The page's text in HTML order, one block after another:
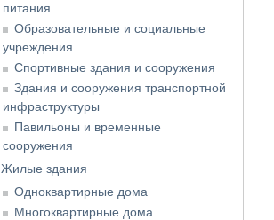
питания
Образовательные и социальные
учреждения
Спортивные здания и сооружения
Здания и сооружения транспортной
инфраструктуры
Павильоны и временные
сооружения
Жилые здания
Одноквартирные дома
Многоквартирные дома